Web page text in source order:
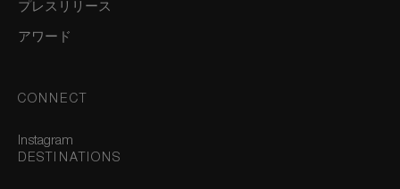
プレスリリース
アワード
CONNECT
Instagram
DESTINATIONS